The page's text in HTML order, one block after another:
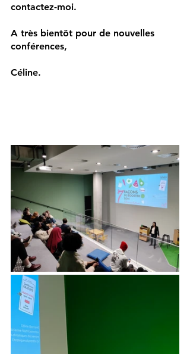
contactez-moi.
A très bientôt pour de nouvelles
conférences,
Céline.